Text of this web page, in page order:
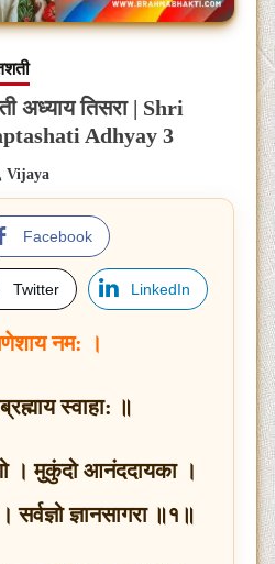
अध्याय तिसरा | Shri
Adhyay 3
Vijaya
Facebook
Twitter LinkedIn
नम: ।
स्वाहा: ॥
। मुकुंदो आनंददायका ।
सर्वज्ञो ज्ञानसागरा ॥१॥